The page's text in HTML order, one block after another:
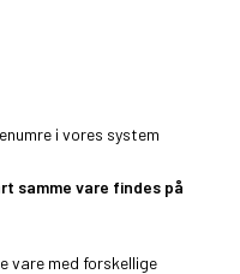
i vores system
samme vare findes på
vare med forskellige